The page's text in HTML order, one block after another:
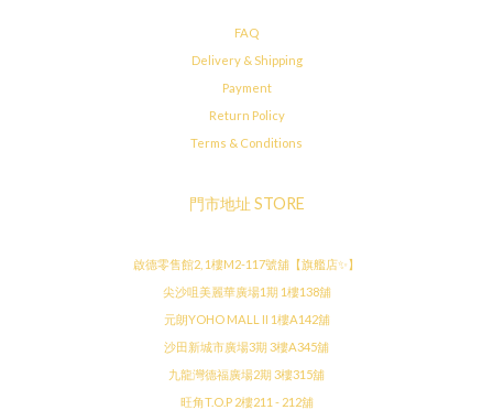
FAQ
Delivery & Shipping
Payment
Return Policy
Terms & Conditions
門市地址 STORE
啟德零售館2, 1樓M2-117號舖【旗艦店✨】
尖沙咀美麗華廣場1期 1樓138舖
元朗YOHO MALL II 1樓A142舖
沙田新城市廣場3期 3樓A345舖
九龍灣德福廣場2期 3樓315舖
旺角T.O.P 2樓211 - 212舖